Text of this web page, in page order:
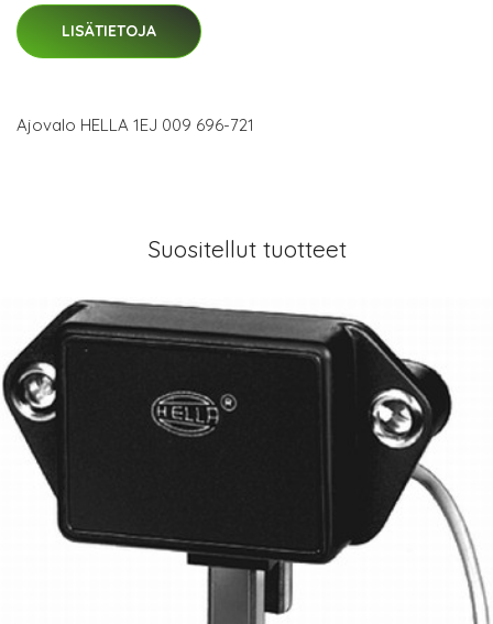
LISÄTIETOJA
Ajovalo HELLA 1EJ 009 696-721
Suositellut tuotteet